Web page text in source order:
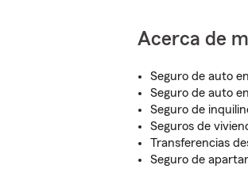
Acerca de
Seguro de auto
Seguro de auto
Seguro de
Seguros de
Transferencias
Seguro de